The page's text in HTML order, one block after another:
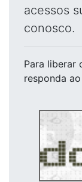
acessos
conosco.
Para liberar
responda